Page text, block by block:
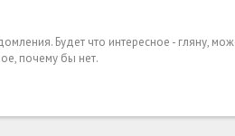
Будет что интересное - гляну,
почему бы нет.